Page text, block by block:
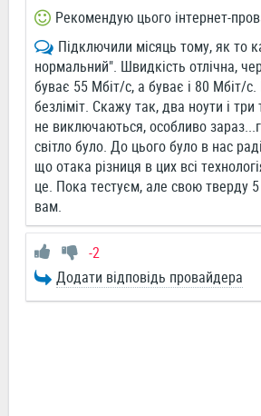
Рекомендую цього інтернет-
Підключили місяць тому, як то
нормальний". Швидкість отлічна,
буває 55 Мбіт/с, а буває і 80 Мбіт/с.
безліміт. Скажу так, два ноути і
не виключаються, особливо
світло було. До цього було в нас
що отака різниця в цих всі
це. Пока тестуєм, але свою тверду
вам.
-2
Додати відповідь провайдера